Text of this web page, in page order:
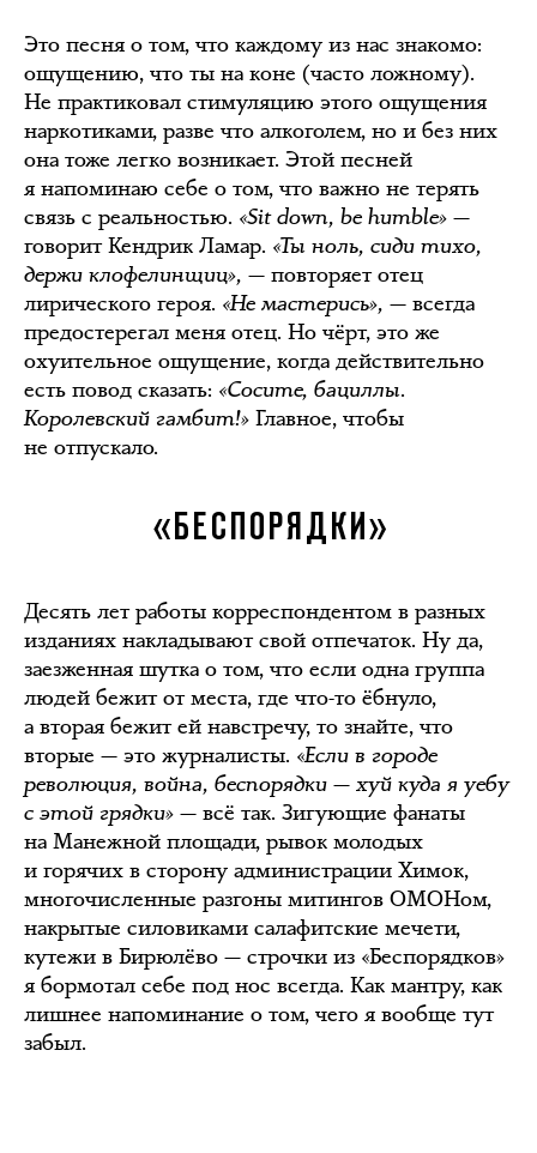
Это песня о том, что каждому из нас знакомо:
ощущению, что ты на коне (часто ложному).
Не практиковал стимуляцию этого ощущения
наркотиками, разве что алкоголем, но и без них
она тоже легко возникает. Этой песней
я напоминаю себе о том, что важно не терять
связь с реальностью. «Sit down, be humble» —
говорит Кендрик Ламар. «Ты ноль, сиди тихо,
держи клофелинщиц», — повторяет отец
лирического героя. «Не мастерись», — всегда
предостерегал меня отец. Но чёрт, это же
охуительное ощущение, когда действительно
есть повод сказать: «Сосите, бациллы.
Королевский гамбит!» Главное, чтобы
не отпускало.
«БЕСПОРЯДКИ»
Десять лет работы корреспондентом в разных
изданиях накладывают свой отпечаток. Ну да,
заезженная шутка о том, что если одна группа
людей бежит от места, где что-то ёбнуло,
а вторая бежит ей навстречу, то знайте, что
вторые — это журналисты. «Если в городе
революция, война, беспорядки — хуй куда я уебу
с этой грядки» — всё так. Зигующие фанаты
на Манежной площади, рывок молодых
и горячих в сторону администрации Химок,
многочисленные разгоны митингов ОМОНом,
накрытые силовиками салафитские мечети,
кутежи в Бирюлёво — строчки из «Беспорядков»
я бормотал себе под нос всегда. Как мантру, как
лишнее напоминание о том, чего я вообще тут
забыл.